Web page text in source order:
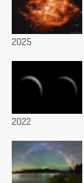
2025
2022